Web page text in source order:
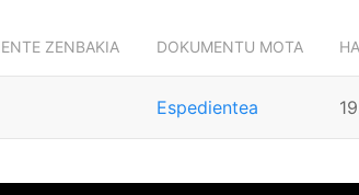
ZENBAKIA DOKUMENTU MOTA
Espedientea